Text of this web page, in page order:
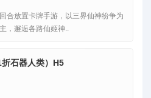
合放置卡牌手游，以三界仙神纷争为
，邂逅各路仙姬神..
石器人类）H5